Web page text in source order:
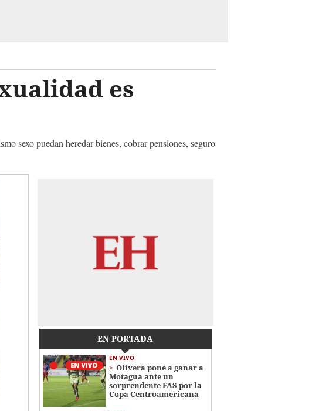
es
sexo puedan heredar bienes, cobrar pensiones, seguro
EN PORTADA
EN VIVO
Olivera pone a ganar a
Motagua ante un
sorprendente FAS por la
Copa Centroamericana